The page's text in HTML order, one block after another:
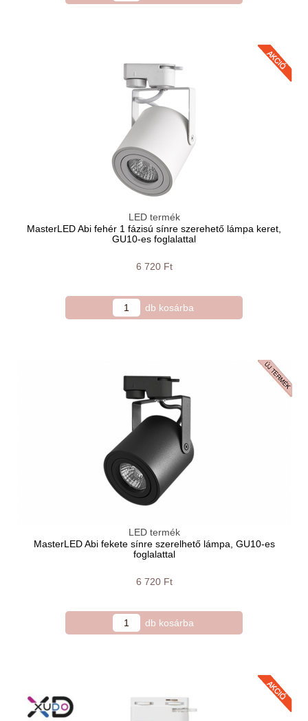
LED termék
MasterLED Abi fehér 1 fázisú sínre szerehető lámpa keret,
GU10-es foglalattal
6 720 Ft
LED termék
MasterLED Abi fekete sínre szerelhető lámpa, GU10-es
foglalattal
6 720 Ft